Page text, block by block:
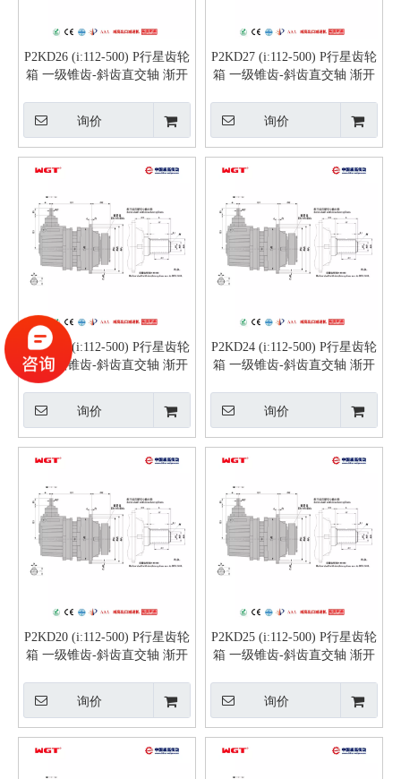
P2KD26 (i:112-500) P行星齿轮
箱 一级锥齿-斜齿直交轴 渐开
询价
P2KD27 (i:112-500) P行星齿轮
箱 一级锥齿-斜齿直交轴 渐开
询价
P2KD28 (i:112-500) P行星齿轮
箱 一级锥齿-斜齿直交轴 渐开
询价
P2KD24 (i:112-500) P行星齿轮
箱 一级锥齿-斜齿直交轴 渐开
询价
P2KD20 (i:112-500) P行星齿轮
箱 一级锥齿-斜齿直交轴 渐开
询价
P2KD25 (i:112-500) P行星齿轮
箱 一级锥齿-斜齿直交轴 渐开
询价